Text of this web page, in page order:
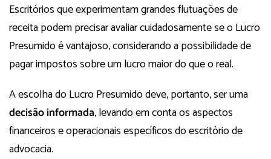
Escritórios que experimentam grandes flutuações de
receita podem precisar avaliar cuidadosamente se o Lucro
Presumido é vantajoso, considerando a possibilidade de
pagar impostos sobre um lucro maior do que o real.
A escolha do Lucro Presumido deve, portanto, ser uma
decisão informada, levando em conta os aspectos
financeiros e operacionais específicos do escritório de
advocacia.